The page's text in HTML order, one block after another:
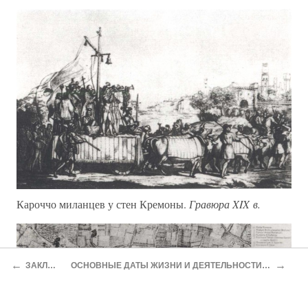
Кароччо миланцев у стен Кремоны. Гравюра XIX в.
← ЗАКЛЮЧЕНИЕ ОСНОВНЫЕ ДАТЫ ЖИЗНИ И ДЕЯТЕЛЬНОСТИ ФРИДРИХА I БАРБАРОССЫ →